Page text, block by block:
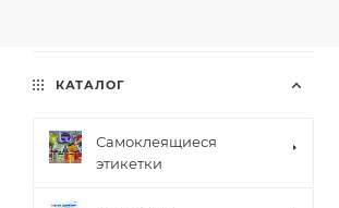
КАТАЛОГ
Самоклеящиеся
этикетки